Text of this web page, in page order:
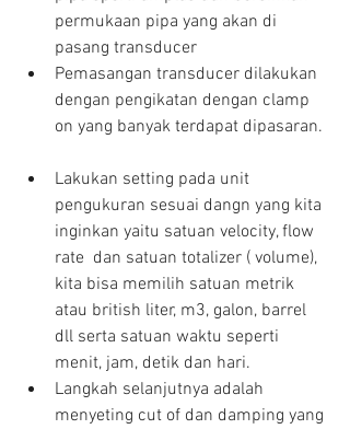
permukaan pipa yang akan di
pasang transducer
Pemasangan transducer dilakukan
dengan pengikatan dengan clamp
on yang banyak terdapat dipasaran.
Lakukan setting pada unit
pengukuran sesuai dangn yang kita
inginkan yaitu satuan velocity, flow
rate  dan satuan totalizer ( volume),
kita bisa memilih satuan metrik
atau british liter, m3, galon, barrel
dll serta satuan waktu seperti
menit, jam, detik dan hari.
Langkah selanjutnya adalah
menyeting cut of dan damping yang